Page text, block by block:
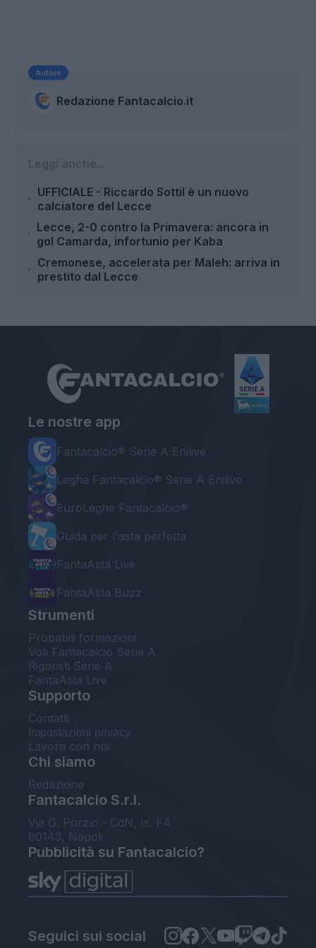
Autore
Redazione Fantacalcio.it
UFFICIALE - Riccardo Sottil è un nuovo
calciatore del Lecce
Lecce, 2-0 contro la Primavera: ancora in
gol Camarda, infortunio per Kaba
Cremonese, accelerata per Maleh: arriva in
prestito dal Lecce
Le nostre app
Fantacalcio® Serie A Enilive
Leghe Fantacalcio® Serie A Enilive
EuroLeghe Fantacalcio®
Guida per l'asta perfetta
FantaAsta Live
FantaAsta Buzz
Strumenti
Probabili formazioni
Voti Fantacalcio Serie A
Rigoristi Serie A
FantaAsta Live
Supporto
Contatti
Impostazioni privacy
Lavora con noi
Chi siamo
Redazione
Fantacalcio S.r.l.
Via G. Porzio - CdN, Is. F4
80143, Napoli
Pubblicità su Fantacalcio?
Seguici sui social